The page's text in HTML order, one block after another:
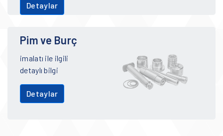
Detaylar
Pim ve Burç
imalatı ile ilgili
detaylı bilgi
Detaylar